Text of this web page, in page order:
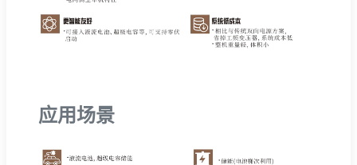
应用场景